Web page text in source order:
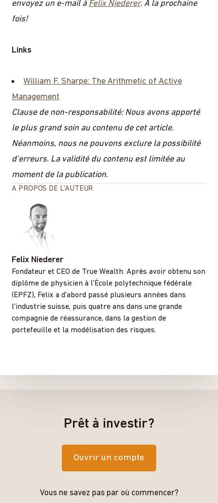
envoyez un e-mail à Felix Niederer. À la prochaine
fois!
Links
William F. Sharpe: The Arithmetic of Active
Management
Clause de non-responsabilité: Nous avons apporté
le plus grand soin au contenu de cet article.
Néanmoins, nous ne pouvons exclure la possibilité
d'erreurs. La validité du contenu est limitée au
moment de la publication.
A PROPOS DE L'AUTEUR
Felix Niederer
Fondateur et CEO de True Wealth. Après avoir obtenu son
diplôme de physicien à l'École polytechnique fédérale
(EPFZ), Felix a d'abord passé plusieurs années dans
l'industrie suisse, puis quatre ans dans une grande
compagnie de réassurance, dans la gestion de
portefeuille et la modélisation des risques.
Prêt à investir?
Ouvrir un compte
Vous ne savez pas par où commencer?